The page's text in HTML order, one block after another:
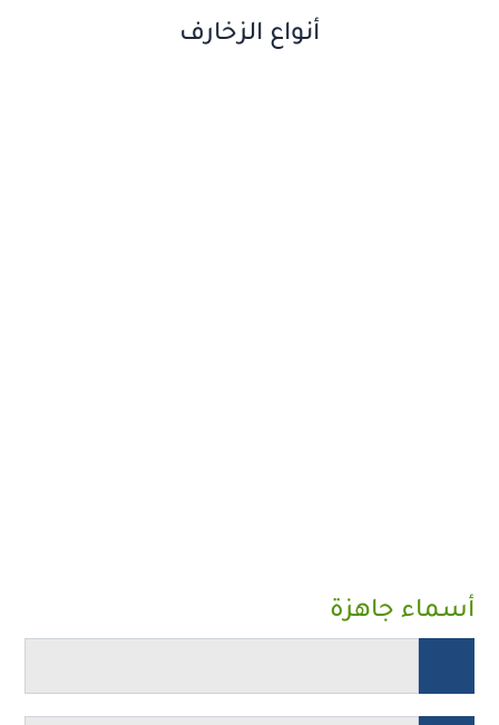
أنواع الزخارف
أسماء جاهزة